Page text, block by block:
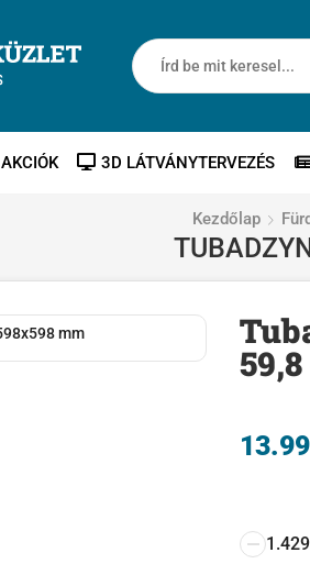
AKCIÓK 3D LÁTVÁNYTERVEZÉS
Kezdőlap